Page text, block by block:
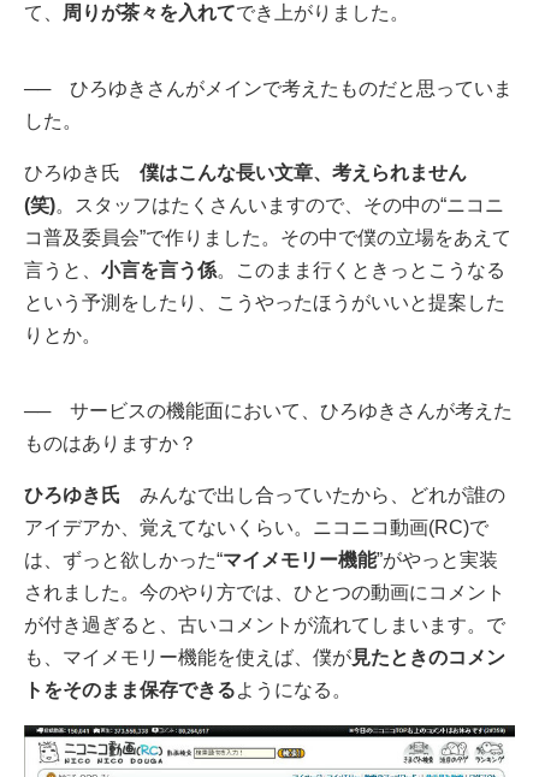
て、
周りが茶々を入れてでき上がりました。
──ひろゆきさんがメインで考えたものだと思っていま
した。
ひろゆき氏 僕はこんな長い文章、考えられません
(笑)。スタッフはたくさんいますので、その中の“ニコニ
コ普及委員会”で作りました。その中で僕の立場をあえて
言うと、 小言を言う係。このまま行くときっとこうなる
という予測をしたり、こうやったほうがいいと提案した
りとか。
──サービスの機能面において、ひろゆきさんが考えた
ものはありますか？
ひろゆき氏 みんなで出し合っていたから、どれが誰の
アイデアか、覚えてないくらい。ニコニコ動画(RC)で
は、ずっと欲しかった“マイメモリー機能”がやっと実装
されました。今のやり方では、ひとつの動画にコメント
が付き過ぎると、古いコメントが流れてしまいます。で
も、マイメモリー機能を使えば、僕が見たときのコメン
トをそのまま保存できるようになる。